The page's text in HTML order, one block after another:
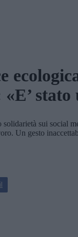
«E’
sui social
Un gesto